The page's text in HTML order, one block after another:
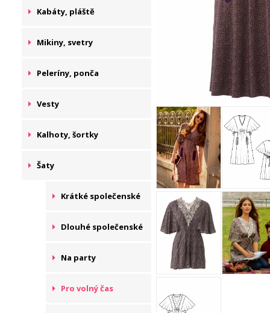
Kabáty, pláště
Mikiny, svetry
Peleríny, ponča
Vesty
Kalhoty, šortky
Šaty
Krátké společenské
Dlouhé společenské
Na party
Pro volný čas